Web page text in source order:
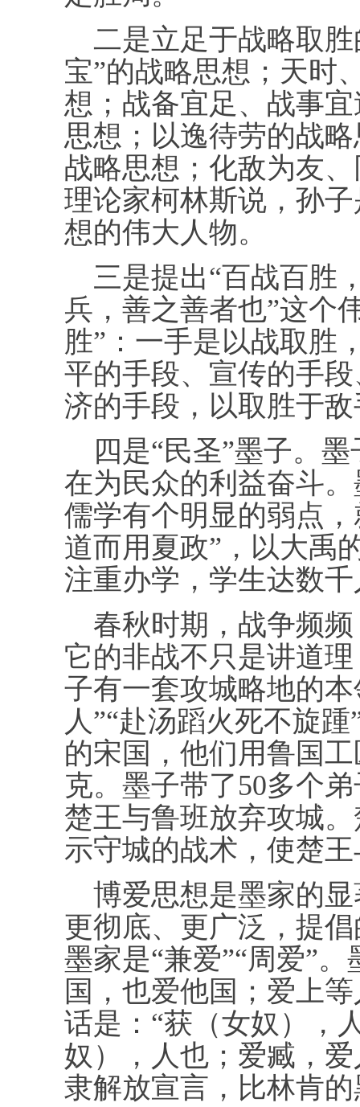
二是立足于战略取胜
宝”的战略思想；天时
想；战备宜足、战事
思想；以逸待劳的战
战略思想；化敌为友
理论家柯林斯说，孙
想的伟大人物。
三是提出“百战百胜
兵，善之善者也”这个
胜”：一手是以战取胜
平的手段、宣传的手
济的手段，以取胜于
四是“民圣”墨子。墨
在为民众的利益奋斗
儒学有个明显的弱点
道而用夏政”，以大禹
注重办学，学生达数
春秋时期，战争频频
它的非战不只是讲道
子有一套攻城略地的
人”“赴汤蹈火死不旋
的宋国，他们用鲁国
克。墨子带了50多个
楚王与鲁班放弃攻城
示守城的战术，使楚
博爱思想是墨家的显
更彻底、更广泛，提
墨家是“兼爱”“周爱”
国，也爱他国；爱上
话是：“获（女奴），
奴），人也；爱臧，
隶解放宣言，比林肯